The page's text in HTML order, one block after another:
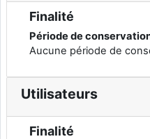
Finalité
Période de
Aucune période de
Utilisateurs
Finalité